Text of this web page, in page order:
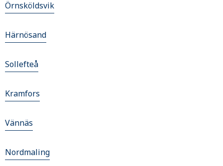
Örnsköldsvik
Härnösand
Sollefteå
Kramfors
Vännäs
Nordmaling